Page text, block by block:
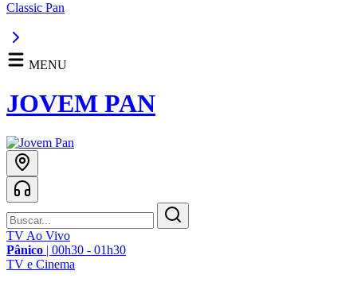
Classic Pan
MENU
JOVEM PAN
TV Ao Vivo
Pânico | 00h30 - 01h30
TV e Cinema